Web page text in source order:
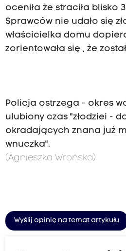
oceniła że straciła blisko
Sprawców nie udało się
właścicielka domu
zorientowała się , że
Policja ostrzega - okres
ulubiony czas "złodziei -
okradających znana już
wnuczka".
(Agnieszka Wrońska)
Wyślij opinię na temat artykułu